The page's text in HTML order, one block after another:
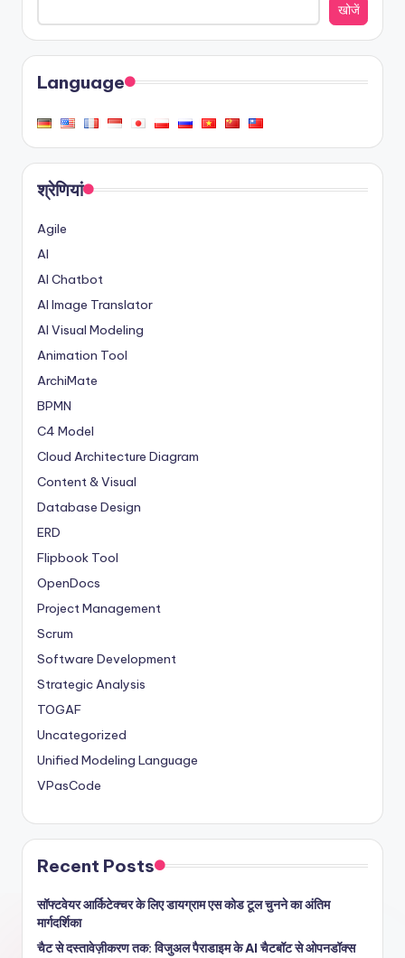
खोजें
Language
श्रेणियां
Agile
AI
AI Chatbot
AI Image Translator
AI Visual Modeling
Animation Tool
ArchiMate
BPMN
C4 Model
Cloud Architecture Diagram
Content & Visual
Database Design
ERD
Flipbook Tool
OpenDocs
Project Management
Scrum
Software Development
Strategic Analysis
TOGAF
Uncategorized
Unified Modeling Language
VPasCode
Recent Posts
सॉफ्टवेयर आर्किटेक्चर के लिए डायग्राम एस कोड टूल चुनने का अंतिम
मार्गदर्शिका
चैट से दस्तावेज़ीकरण तक: विजुअल पैराडाइम के AI चैटबॉट से ओपनडॉक्स